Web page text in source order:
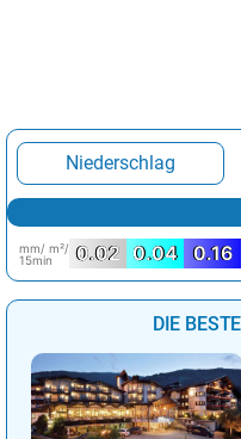
Niederschlag
mm/ m²/
15min
0.02 0.04 0.16
DIE